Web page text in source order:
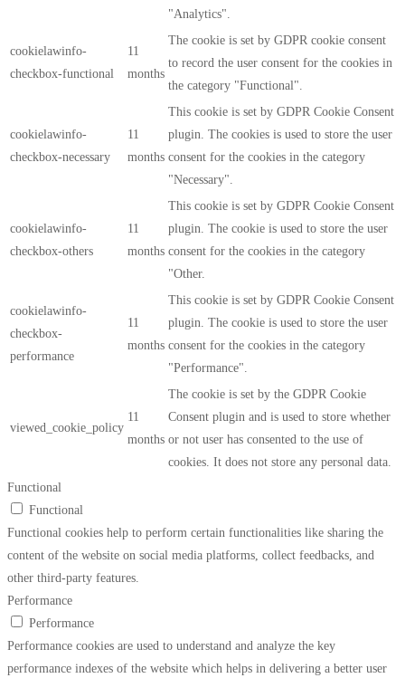
"Analytics".
cookielawinfo-
checkbox-functional
11
months
The cookie is set by GDPR cookie consent
to record the user consent for the cookies in
the category "Functional".
cookielawinfo-
checkbox-necessary
11
months
This cookie is set by GDPR Cookie Consent
plugin. The cookies is used to store the user
consent for the cookies in the category
"Necessary".
cookielawinfo-
checkbox-others
11
months
This cookie is set by GDPR Cookie Consent
plugin. The cookie is used to store the user
consent for the cookies in the category
"Other.
cookielawinfo-
checkbox-
performance
11
months
This cookie is set by GDPR Cookie Consent
plugin. The cookie is used to store the user
consent for the cookies in the category
"Performance".
viewed_cookie_policy
11
months
The cookie is set by the GDPR Cookie
Consent plugin and is used to store whether
or not user has consented to the use of
cookies. It does not store any personal data.
Functional
Functional
Functional cookies help to perform certain functionalities like sharing the
content of the website on social media platforms, collect feedbacks, and
other third-party features.
Performance
Performance
Performance cookies are used to understand and analyze the key
performance indexes of the website which helps in delivering a better user